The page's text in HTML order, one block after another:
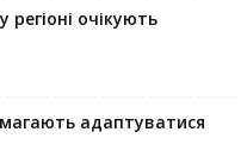
очікують
адаптуватися